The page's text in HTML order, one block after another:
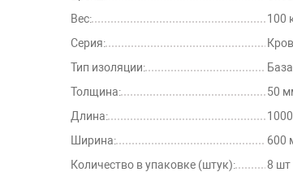
Вес:
100
Серия:
Тип изоляции:
Толщина:
50
Длина:
Ширина:
600
Количество в упаковке (штук):
8 шт